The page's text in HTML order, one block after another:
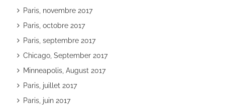
Paris, novembre 2017
Paris, octobre 2017
Paris, septembre 2017
Chicago, September 2017
Minneapolis, August 2017
Paris, juillet 2017
Paris, juin 2017